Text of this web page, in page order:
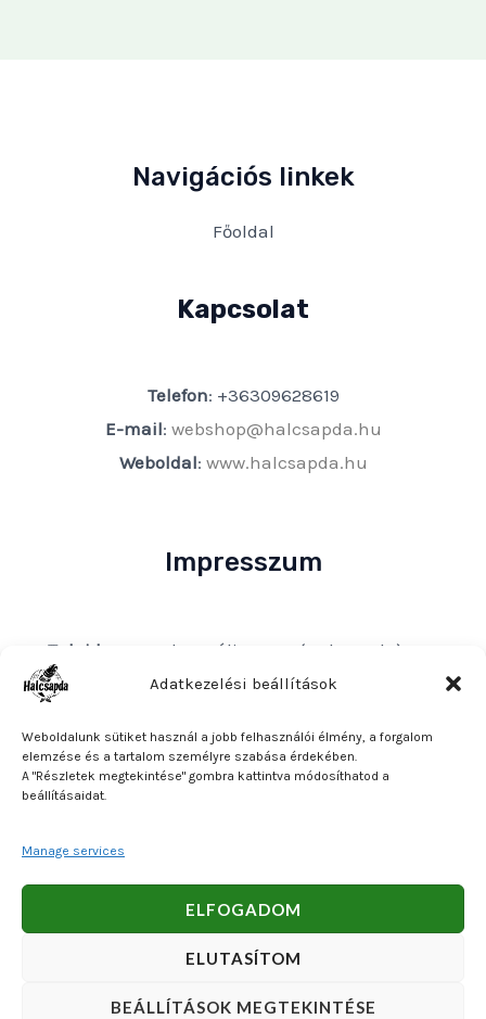
Adatkezelési beállítások
Weboldalunk sütiket használ a jobb felhasználói élmény, a forgalom
elemzése és a tartalom személyre szabása érdekében.
A "Részletek megtekintése" gombra kattintva módosíthatod a
beállításaidat.
Manage services
ELFOGADOM
ELUTASÍTOM
BEÁLLÍTÁSOK MEGTEKINTÉSE
Navigációs linkek
Főoldal
Kapcsolat
Telefon: +36309628619
E-mail: webshop@halcsapda.hu
Weboldal: www.halcsapda.hu
Impresszum
Tulajdonos
: Bakos Bálint E. V. (Halcsapda)
Székhely és postacím: 2890 Tata, Nyárfa u. 7.
Közösségi adószám: HU90921379
Bankszámlaszám: OTP Bank 11740047-27102600
by Bakos Bálint E. V. (Halcsapda).